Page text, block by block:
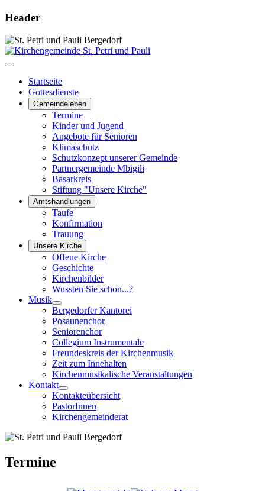
Header
Startseite
Gottesdienste
Gemeindeleben
Termine
Kinder und Jugend
Angebote für Senioren
Klimaschutz
Schutzkonzept unserer Gemeinde
Partnergemeinde Mbigili
Basarkreis
Stiftung "Unsere Kirche"
Amtshandlungen
Taufe
Konfirmation
Trauung
Unsere Kirche
Offene Kirche
Geschichte
Kirchenbilder
Wussten Sie schon...?
Musik
Bergedorfer Kantorei
Posaunenchor
Seniorenchor
Collegium Instrumentale
Freundeskreis der Kirchenmusik
Zeit zum Innehalten
Kirchenmusikalische Veranstaltungen
Kontakt
Kontakteübersicht
PastorInnen
Kirchengemeinderat
Termine